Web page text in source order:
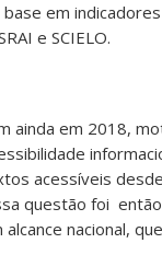
em
e SCIELO.
ainda em 2018,
acessíveis
questão foi
nacional,